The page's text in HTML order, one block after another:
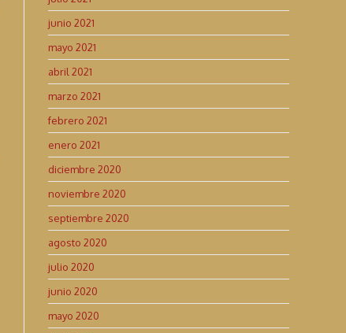
junio 2021
mayo 2021
abril 2021
marzo 2021
febrero 2021
enero 2021
diciembre 2020
noviembre 2020
septiembre 2020
agosto 2020
julio 2020
junio 2020
mayo 2020